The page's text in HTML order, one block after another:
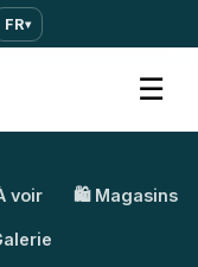
FR▾
☰
voir 🛍️ Magasins